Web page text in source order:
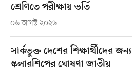
শ্রেণিতে পরীক্ষায় ভর্তি
০৬ আগস্ট ২০২৬
সার্কভুক্ত দেশের শিক্ষার্থীদের জন্য
স্কলারশিপের ঘোষণা জাতীয়